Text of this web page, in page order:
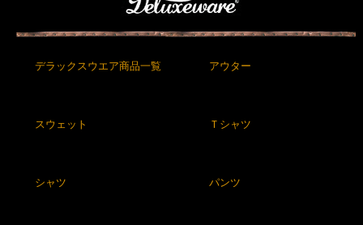
デラックスウエア商品一覧 アウター
スウェット Ｔシャツ
シャツ パンツ